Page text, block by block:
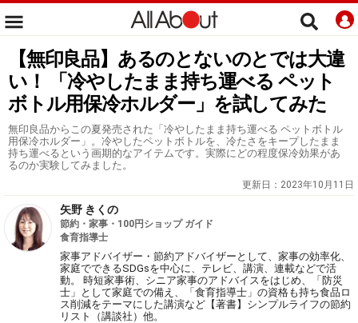
【無印良品】あるのとないのとでは大違
い！ 「冷やしたまま持ち運べる ペット
ボトル用保冷ホルダー」を試してみた
無印良品からこの夏発売された「冷やしたまま持ち運べる ペットボトル
用保冷ホルダー」。冷やしたペットボトルを、冷たさをキープしたまま
持ち運べるという画期的なアイテムです。実際にどの程度保冷効果があ
るのか実験してみました。
更新日： 2023年10月11日
矢野 きくの
節約・家事・100円ショップ ガイド
食育指導士
家事アドバイザー・節約アドバイザーとして、家事の効率化、
家庭でできるSDGsを中心に、テレビ、講演、連載などで活
動。 時短家事術、シニア家事のアドバイスをはじめ、「防災
士」として家庭での備え、「食育指導士」の資格も持ち食品ロ
ス削減をテーマにした講演など【著書】シンプルライフの節約
リスト（講談社）他。